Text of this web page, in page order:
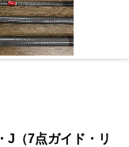
（7点ガイド・リ